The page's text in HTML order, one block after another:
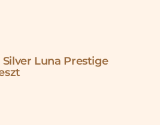
Silver Luna Prestige